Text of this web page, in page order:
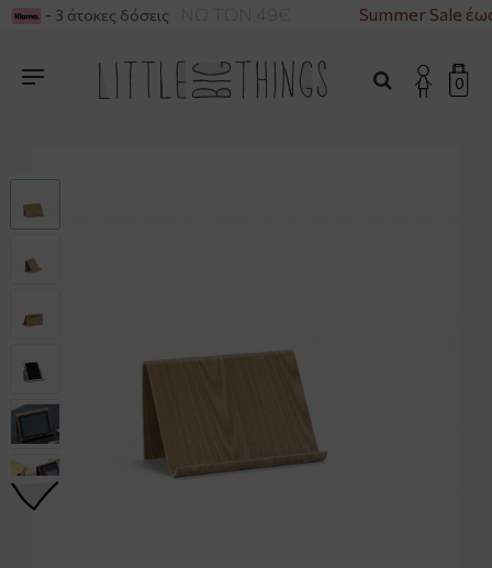
ΓΙΑ ΑΓΟΡΕΣ ΑΝΩ ΤΩΝ 49€ Summer Sale
- 3 άτοκες δόσεις
0